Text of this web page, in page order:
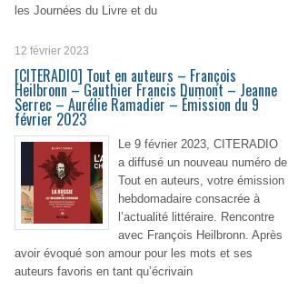
les Journées du Livre et du
12 février 2023
[CITERADIO] Tout en auteurs – François
Heilbronn – Gauthier Francis Dumont – Jeanne
Serrec – Aurélie Ramadier – Émission du 9
février 2023
Le 9 février 2023, CITERADIO
a diffusé un nouveau numéro de
Tout en auteurs, votre émission
hebdomadaire consacrée à
l’actualité littéraire. Rencontre
avec François Heilbronn. Après
avoir évoqué son amour pour les mots et ses
auteurs favoris en tant qu’écrivain